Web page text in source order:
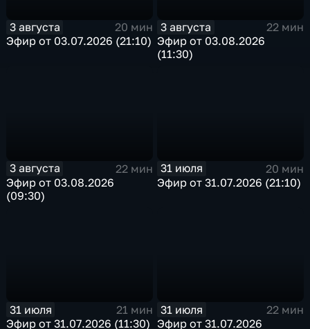
3 августа
20 мин
Эфир от 03.07.2026 (21:10)
3 августа
22 мин
Эфир от 03.08.2026
(11:30)
3 августа
22 мин
Эфир от 03.08.2026
(09:30)
31 июля
20 мин
Эфир от 31.07.2026 (21:10)
31 июля
21 мин
Эфир от 31.07.2026 (11:30)
31 июля
22 мин
Эфир от 31.07.2026